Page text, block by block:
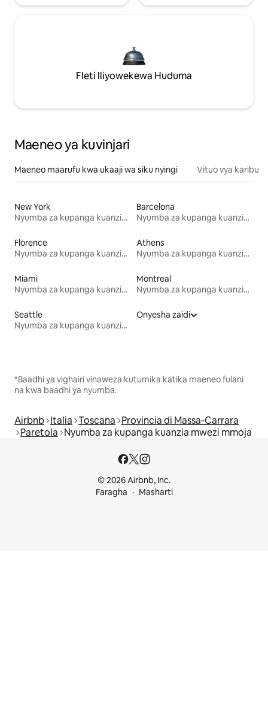
Fleti Iliyowekewa Huduma
Maeneo ya kuvinjari
Maeneo maarufu kwa ukaaji wa siku nyingi Vituo vya karibu
New York
Nyumba za kupanga kuanzia mwezi mmoja
Barcelona
Nyumba za kupanga kuanzia mwezi mmoja
Florence
Nyumba za kupanga kuanzia mwezi mmoja
Athens
Nyumba za kupanga kuanzia mwezi mmoja
Miami
Nyumba za kupanga kuanzia mwezi mmoja
Montreal
Nyumba za kupanga kuanzia mwezi mmoja
Seattle
Nyumba za kupanga kuanzia mwezi mmoja
Onyesha zaidi
*Baadhi ya vighairi vinaweza kutumika katika maeneo fulani
na kwa baadhi ya nyumba.
Airbnb Italia Toscana Provincia di Massa-Carrara
Paretola Nyumba za kupanga kuanzia mwezi mmoja
© 2026 Airbnb, Inc.
Faragha
Masharti